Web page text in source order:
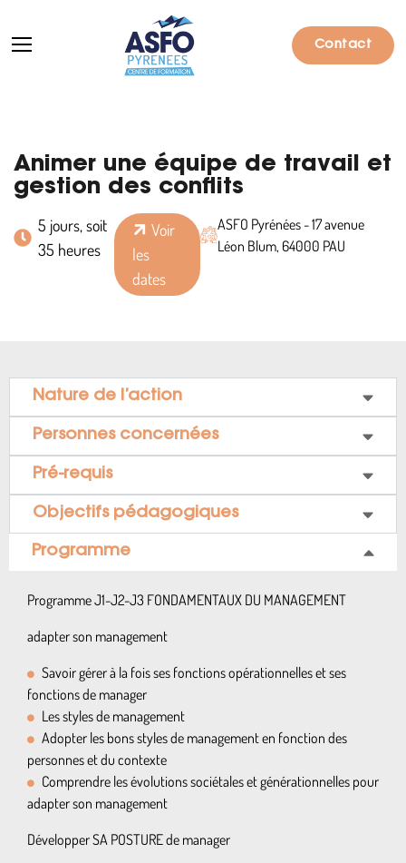
Contact
Formations
Particuliers
Entreprises
Qui sommes-nous ?
Notre catalogue
Animer une équipe de travail et
gestion des conflits
5 jours, soit
35 heures
Voir
les
dates
ASFO Pyrénées - 17 avenue
Léon Blum, 64000 PAU
Nature de l’action
Personnes concernées
Pré-requis
Objectifs pédagogiques
Programme
Programme J1-J2-J3 FONDAMENTAUX DU MANAGEMENT
adapter son management
Savoir gérer à la fois ses fonctions opérationnelles et ses
fonctions de manager
Les styles de management
Adopter les bons styles de management en fonction des
personnes et du contexte
Comprendre les évolutions sociétales et générationnelles pour
adapter son management
Développer SA POSTURE de manager